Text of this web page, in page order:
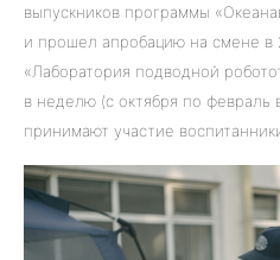
выпускников программы
и прошел апробацию на смене в
«Лаборатория подводной
в неделю (с октября по февраль
принимают участие